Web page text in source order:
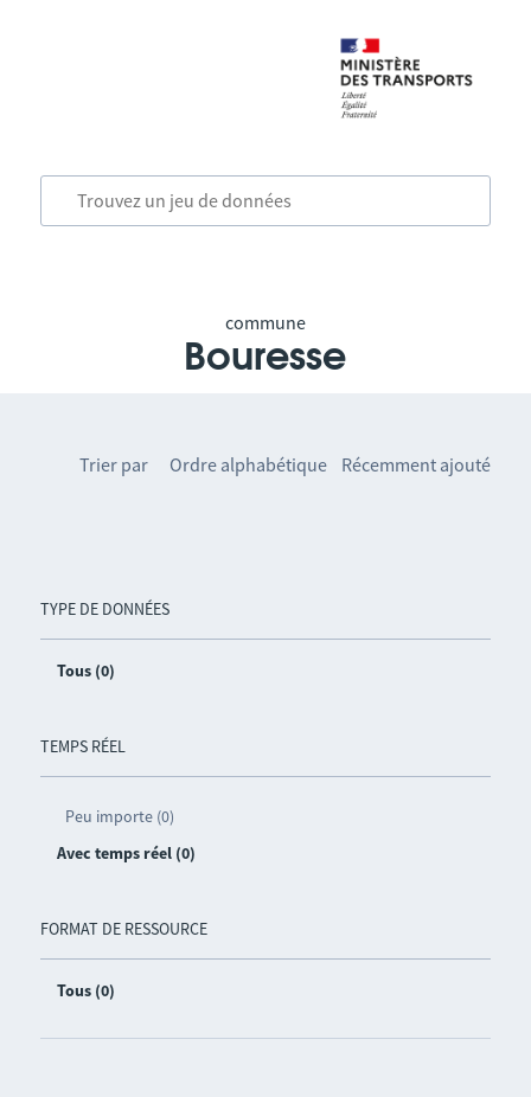
commune
Bouresse
TYPE DE DONNÉES
Tous (0)
TEMPS RÉEL
Peu importe (0)
Avec temps réel (0)
FORMAT DE RESSOURCE
Tous (0)
Trier par Ordre alphabétique Récemment ajouté